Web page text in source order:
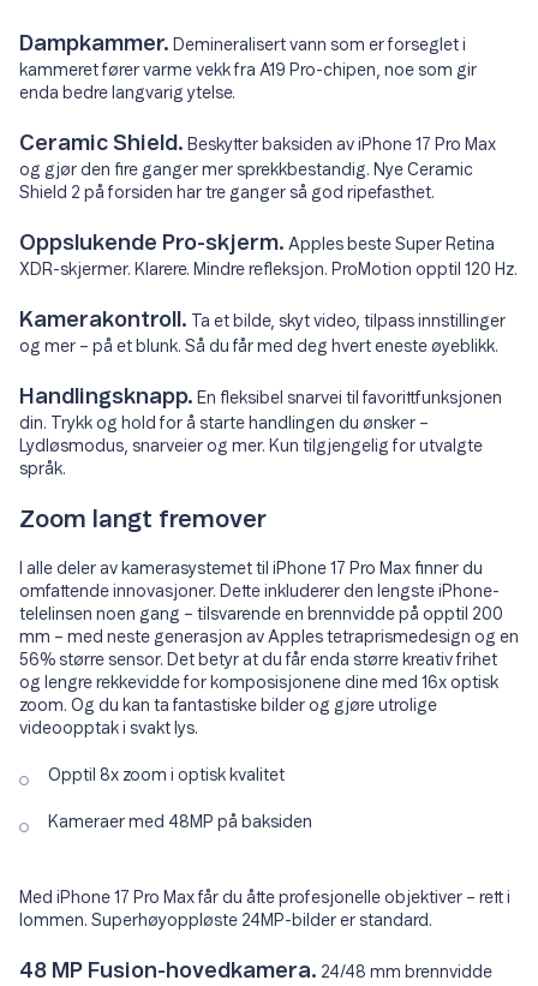
Dampkammer. Demineralisert vann som er forseglet i
kammeret fører varme vekk fra A19 Pro-chipen, noe som gir
enda bedre langvarig ytelse.
Ceramic Shield. Beskytter baksiden av iPhone 17 Pro Max
og gjør den fire ganger mer sprekkbestandig. Nye Ceramic
Shield 2 på forsiden har tre ganger så god ripefasthet.
Oppslukende Pro-skjerm. Apples beste Super Retina
XDR-skjermer. Klarere. Mindre refleksjon. ProMotion opptil 120 Hz.
Kamerakontroll. Ta et bilde, skyt video, tilpass innstillinger
og mer – på et blunk. Så du får med deg hvert eneste øyeblikk.
Handlingsknapp. En fleksibel snarvei til favorittfunksjonen
din. Trykk og hold for å starte handlingen du ønsker –
Lydløsmodus, snarveier og mer. Kun tilgjengelig for utvalgte
språk.
Zoom langt fremover
I alle deler av kamerasystemet til iPhone 17 Pro Max finner du
omfattende innovasjoner. Dette inkluderer den lengste iPhone-
telelinsen noen gang – tilsvarende en brennvidde på opptil 200
mm – med neste generasjon av Apples tetraprismedesign og en
56% større sensor. Det betyr at du får enda større kreativ frihet
og lengre rekkevidde for komposisjonene dine med 16x optisk
zoom. Og du kan ta fantastiske bilder og gjøre utrolige
videoopptak i svakt lys.
Opptil 8x zoom i optisk kvalitet
Kameraer med 48MP på baksiden
Med iPhone 17 Pro Max får du åtte profesjonelle objektiver – rett i
lommen. Superhøyoppløste 24MP-bilder er standard.
48 MP Fusion-hovedkamera. 24/48 mm brennvidde